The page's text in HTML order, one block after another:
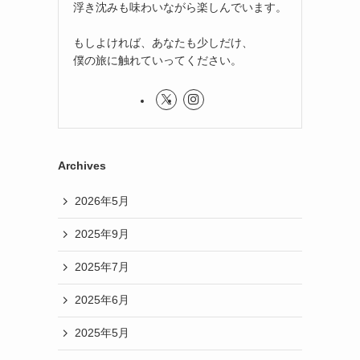
浮き沈みも味わいながら楽しんでいます。
もしよければ、あなたも少しだけ、
僕の旅に触れていってください。
Archives
2026年5月
2025年9月
2025年7月
2025年6月
2025年5月